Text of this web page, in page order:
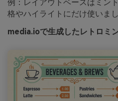
例：レイアウトベースはミン
格やハイライトにだけ使いまし
media.ioで生成したレトロミ